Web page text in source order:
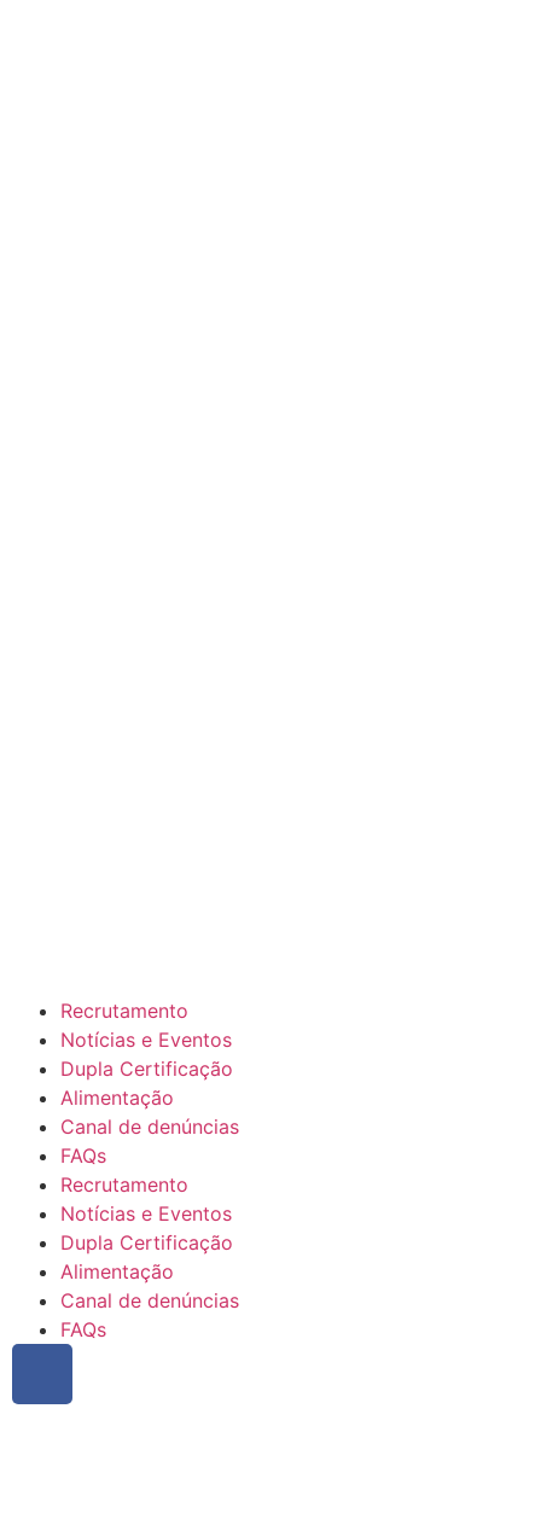
Recrutamento
Notícias e Eventos
Dupla Certificação
Alimentação
Canal de denúncias
FAQs
Recrutamento
Notícias e Eventos
Dupla Certificação
Alimentação
Canal de denúncias
FAQs